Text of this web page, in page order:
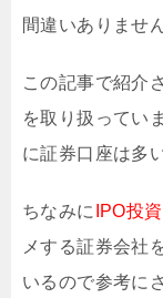
間違いありません
この記事で紹介
を取り扱ってい
に証券口座は多
ちなみに IPO投資
メする証券会社
いるので参考に